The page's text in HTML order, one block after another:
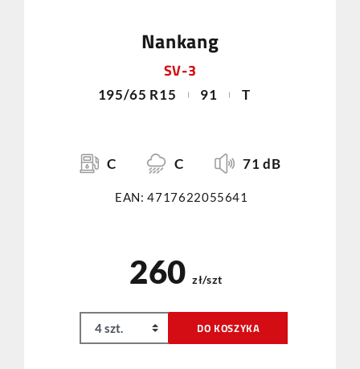
Nankang
SV-3
195/65 R15 91 T
C C 71 dB
EAN: 4717622055641
260 zł/szt
DO KOSZYKA